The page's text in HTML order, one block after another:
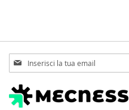
Iscriviti
alla
nostra
Newsletter: